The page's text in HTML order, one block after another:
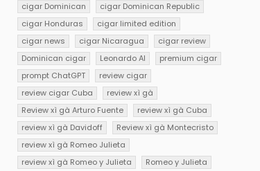
cigar Dominican
cigar Dominican Republic
cigar Honduras
cigar limited edition
cigar news
cigar Nicaragua
cigar review
Dominican cigar
Leonardo AI
premium cigar
prompt ChatGPT
review cigar
review cigar Cuba
review xì gà
Review xì gà Arturo Fuente
review xì gà Cuba
review xì gà Davidoff
Review xì gà Montecristo
review xì gà Romeo Julieta
review xì gà Romeo y Julieta
Romeo y Julieta